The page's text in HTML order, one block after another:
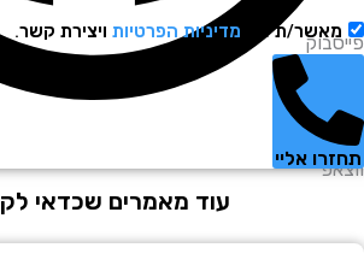
ת אתמדיניות הפרטיותויצירת קשר.
אליי
עוד מאמרים שכדאי לקרוא!